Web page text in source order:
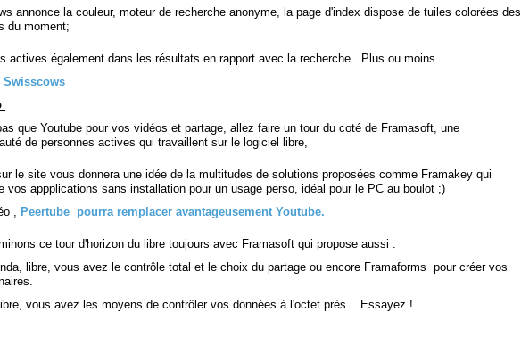
annonce la couleur, moteur de recherche anonyme, la page d'index dispose de tuiles colorées des
du moment;
actives également dans les résultats en rapport avec la recherche...Plus ou moins.
Swisscows
que Youtube pour vos vidéos et partage, allez faire un tour du coté de Framasoft, une
de personnes actives qui travaillent sur le logiciel libre,
le site vous donnera une idée de la multitudes de solutions proposées comme Framakey qui
vos appplications sans installation pour un usage perso, idéal pour le PC au boulot ;)
, Peertube pourra remplacer avantageusement Youtube.
ce tour d'horizon du libre toujours avec Framasoft qui propose aussi :
libre, vous avez le contrôle total et le choix du partage ou encore Framaforms pour créer vos
vous avez les moyens de contrôler vos données à l'octet près... Essayez !